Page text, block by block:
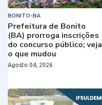
BONITO-BA
Prefeitura de Bonito
(BA) prorroga inscrições
do concurso público; veja
o que mudou
Agosto 04, 2026